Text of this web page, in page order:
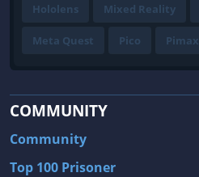
Hololens Mixed Reality
Meta Quest Pico Pimax
COMMUNITY
Community
Top 100 Prisoner